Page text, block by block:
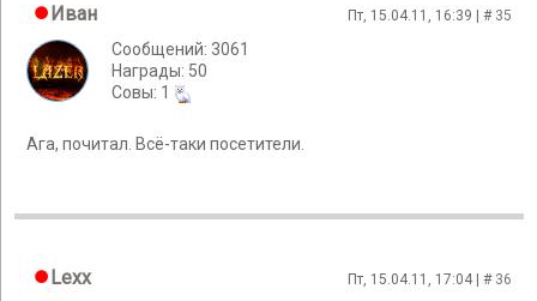
Иван Пт, 15.04.11, 16:39 | # 35
Сообщений: 3061
Награды: 50
Cовы: 1
Ага, почитал. Всё-таки посетители.
Lexx Пт, 15.04.11, 17:04 | # 36